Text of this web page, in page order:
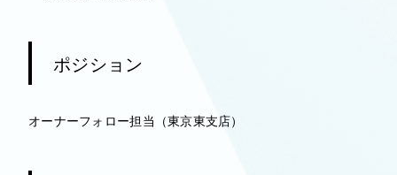
ポジション
オーナーフォロー担当（東京東支店）